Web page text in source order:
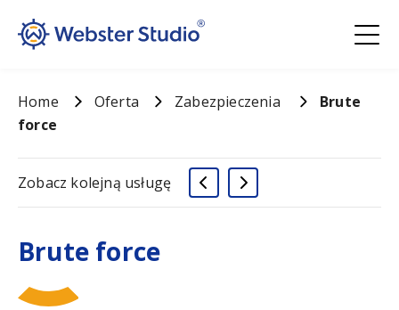
Home Oferta Zabezpieczenia
Brute
force
Zobacz kolejną usługę
Brute force